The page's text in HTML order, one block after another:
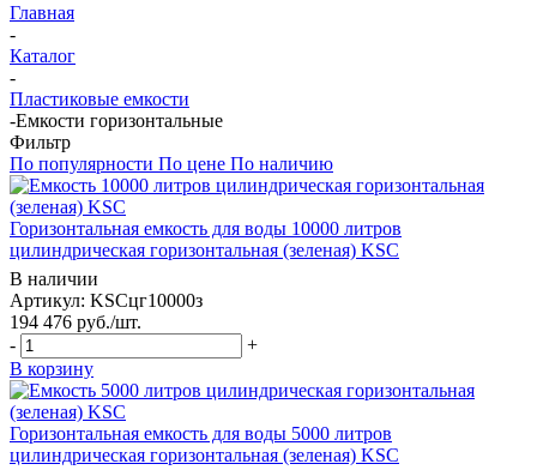
Главная
-
Каталог
-
Пластиковые емкости
-Емкости горизонтальные
Фильтр
По популярности По цене По наличию
Горизонтальная емкость для воды 10000 литров
цилиндрическая горизонтальная (зеленая) KSC
В наличии
Артикул: KSCцг10000з
194 476 руб./шт.
-
+
В корзину
Горизонтальная емкость для воды 5000 литров
цилиндрическая горизонтальная (зеленая) KSC